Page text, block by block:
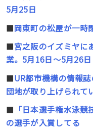
5月25日
■岡東町の松屋が一時
■宮之阪のイズミヤに
業。5月16日～5月26日
■UR都市機構の情報
団地が取り上げられて
■ 「日本選手権水泳
の選手が入賞してる